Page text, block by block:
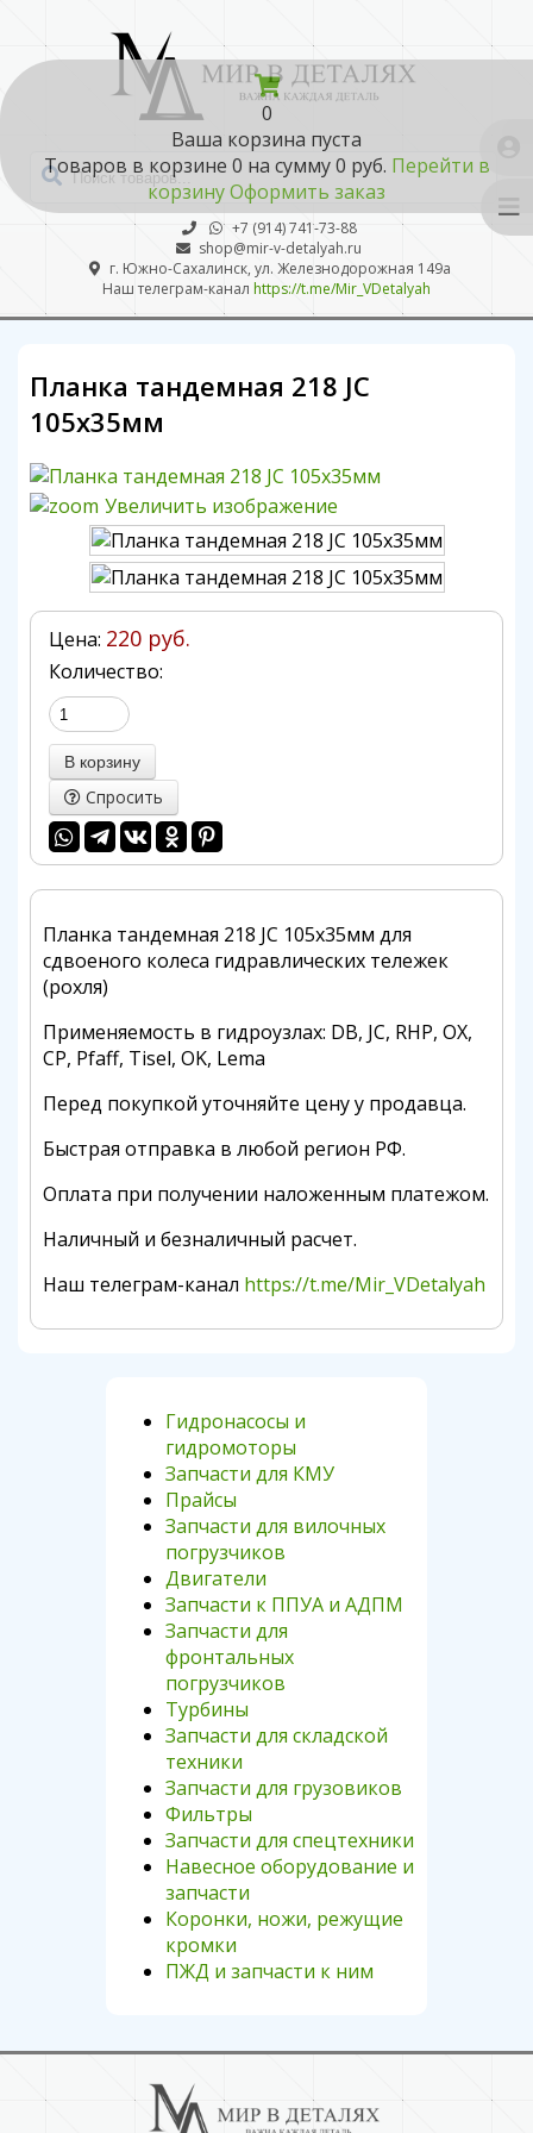
0
Ваша корзина пуста
Товаров в корзине 0 на сумму0 руб. Перейти в
корзинуОформить заказ
+7 (914) 741-73-88
shop@mir-v-detalyah.ru
г. Южно-Сахалинск, ул. Железнодорожная 149а
Наш телеграм-канал https://t.me/Mir_VDetalyah
Планка тандемная 218 JC
105х35мм
Увеличить изображение
Цена: 220 руб.
Количество:
Спросить
Планка тандемная 218 JC 105х35мм для
сдвоеного колеса гидравлических тележек
(рохля)
Применяемость в гидроузлах: DB, JC, RHP, OX,
CP, Pfaff, Tisel, OK, Lema
Перед покупкой уточняйте цену у продавца.
Быстрая отправка в любой регион РФ.
Оплата при получении наложенным платежом.
Наличный и безналичный расчет.
Наш телеграм-канал https://t.me/Mir_VDetalyah
Гидронасосы и
гидромоторы
Запчасти для КМУ
Прайсы
Запчасти для вилочных
погрузчиков
Двигатели
Запчасти к ППУА и АДПМ
Запчасти для
фронтальных
погрузчиков
Турбины
Запчасти для складской
техники
Запчасти для грузовиков
Фильтры
Запчасти для спецтехники
Навесное оборудование и
запчасти
Коронки, ножи, режущие
кромки
ПЖД и запчасти к ним